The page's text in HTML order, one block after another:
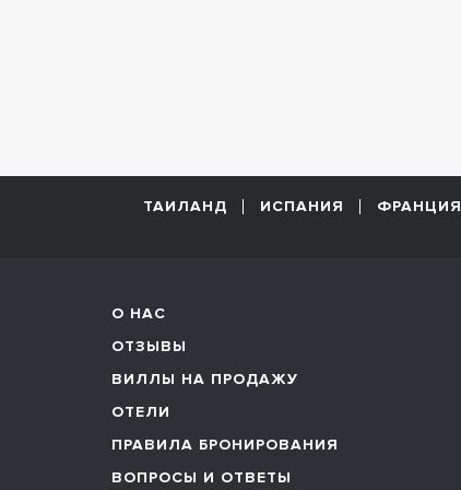
ТАИЛАНД ИСПАНИЯ ФРАНЦИЯ
О НАС
ОТЗЫВЫ
ВИЛЛЫ НА ПРОДАЖУ
ОТЕЛИ
ПРАВИЛА БРОНИРОВАНИЯ
ВОПРОСЫ И ОТВЕТЫ